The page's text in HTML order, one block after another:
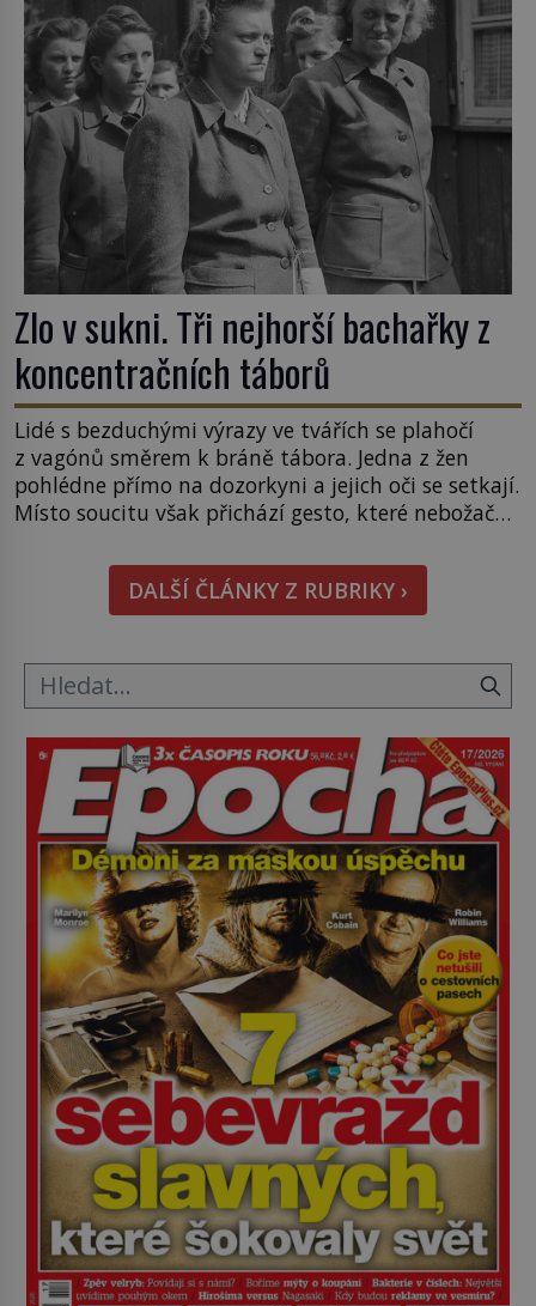
Zlo v sukni. Tři nejhorší bachařky z
koncentračních táborů
Lidé s bezduchými výrazy ve tvářích se plahočí
z vagónů směrem k bráně tábora. Jedna z žen
pohlédne přímo na dozorkyni a jejich oči se setkají.
Místo soucitu však přichází gesto, které nebožačku
Rudolf Höss (1901–1947), Josef Mengele (1911–
1979) či Heinrich Himmler (1900–1945) zná každý,
o koho se historie jen otřela. Jenže […]
DALŠÍ ČLÁNKY Z RUBRIKY ›